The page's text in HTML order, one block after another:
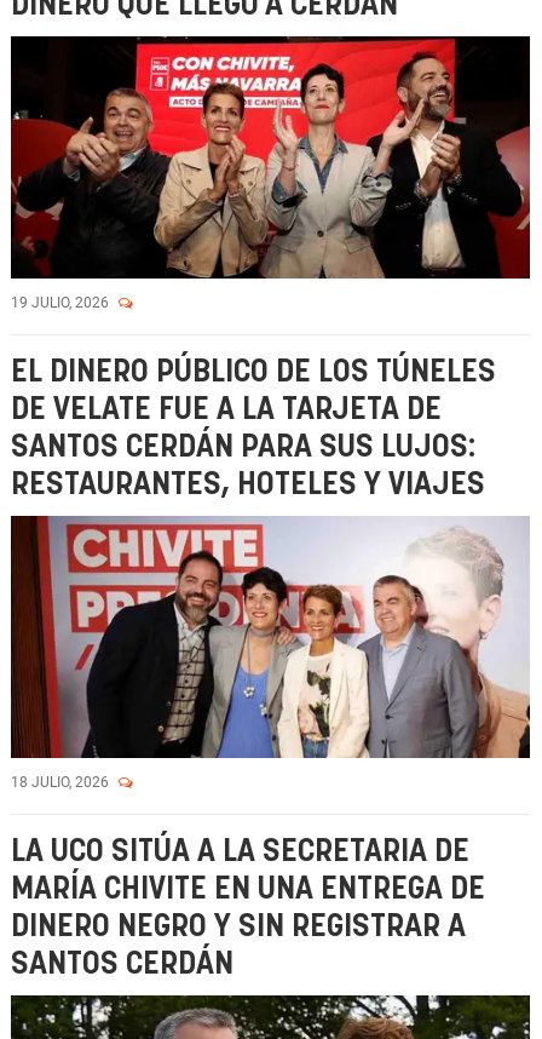
19 JULIO, 2026
EL DINERO PÚBLICO DE LOS TÚNELES
DE VELATE FUE A LA TARJETA DE
SANTOS CERDÁN PARA SUS LUJOS:
RESTAURANTES, HOTELES Y VIAJES
18 JULIO, 2026
LA UCO SITÚA A LA SECRETARIA DE
MARÍA CHIVITE EN UNA ENTREGA DE
DINERO NEGRO Y SIN REGISTRAR A
SANTOS CERDÁN